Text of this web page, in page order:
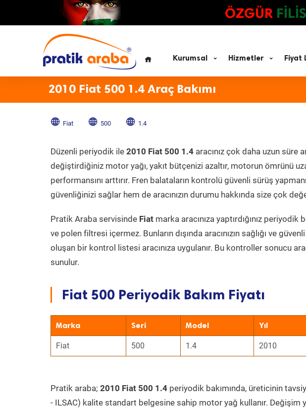
ÖZGÜR
Kurumsal Hizmetler Fiyat
2010 Fiat 500 1.4 Araç Bakımı
Fiat 500 1.4
Düzenli periyodik ile 2010 Fiat 500 1.4 aracınız çok daha uzun süre
değiştirdiğiniz motor yağı, yakıt bütçenizi azaltır, motorun ömrünü
performansını arttırır. Fren balataların kontrolü güvenli sürüş
güvenliğinizi sağlar hem de aracınızın durumu hakkında size çok
Pratik Araba servisinde Fiat marka aracınıza yaptırdığınız
ve polen filtresi içermez. Bunların dışında aracınızın sağlığı ve
oluşan bir kontrol listesi aracınıza uygulanır. Bu kontroller sonucu
sunulur.
Fiat 500 Periyodik Bakım Fiyatı
Marka Seri Model Yıl
Fiat 500 1.4 2010
Pratik araba; 2010 Fiat 500 1.4 periyodik bakımında, üreticinin
- ILSAC) kalite standart belgesine sahip motor yağ kullanır. Değişim